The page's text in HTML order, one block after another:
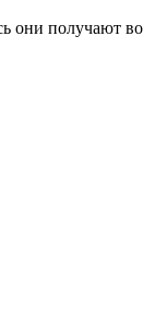
они получают